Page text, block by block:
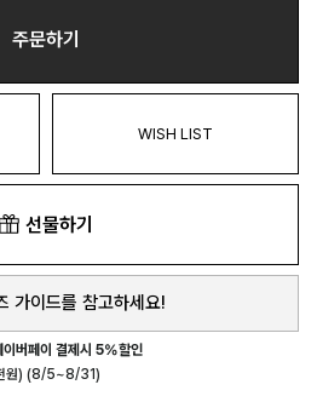
주문하기
WISH LIST
선물하기
가이드를 참고하세요!
이버페이 결제시 5%할인
원) (8/5~8/31)